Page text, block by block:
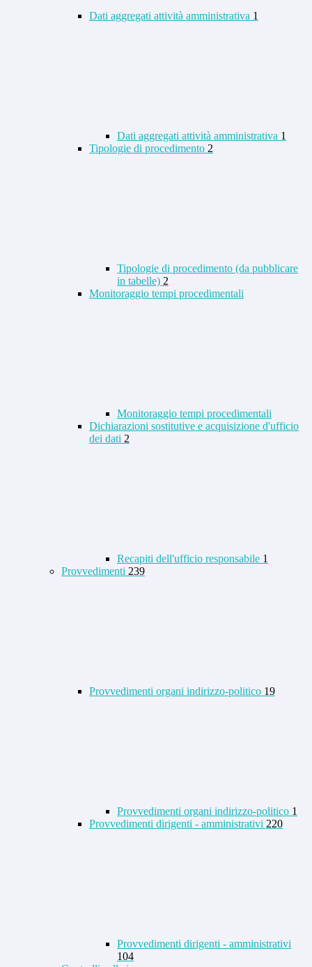
Dati aggregati attività amministrativa 1
Dati aggregati attività amministrativa 1
Tipologie di procedimento 2
Tipologie di procedimento (da pubblicare
in tabelle) 2
Monitoraggio tempi procedimentali
Monitoraggio tempi procedimentali
Dichiarazioni sostitutive e acquisizione d'ufficio
dei dati 2
Recapiti dell'ufficio responsabile 1
Provvedimenti 239
Provvedimenti organi indirizzo-politico 19
Provvedimenti organi indirizzo-politico 1
Provvedimenti dirigenti - amministrativi 220
Provvedimenti dirigenti - amministrativi
104